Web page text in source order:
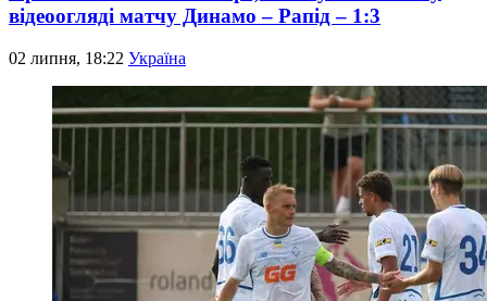
відеоогляді матчу Динамо – Рапід – 1:3
02 липня, 18:22 Україна